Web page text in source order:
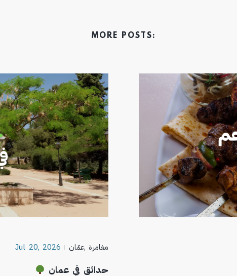
MORE POSTS:
Jul 20, 2026 عمّان, مغامرة
حدائق في عمان